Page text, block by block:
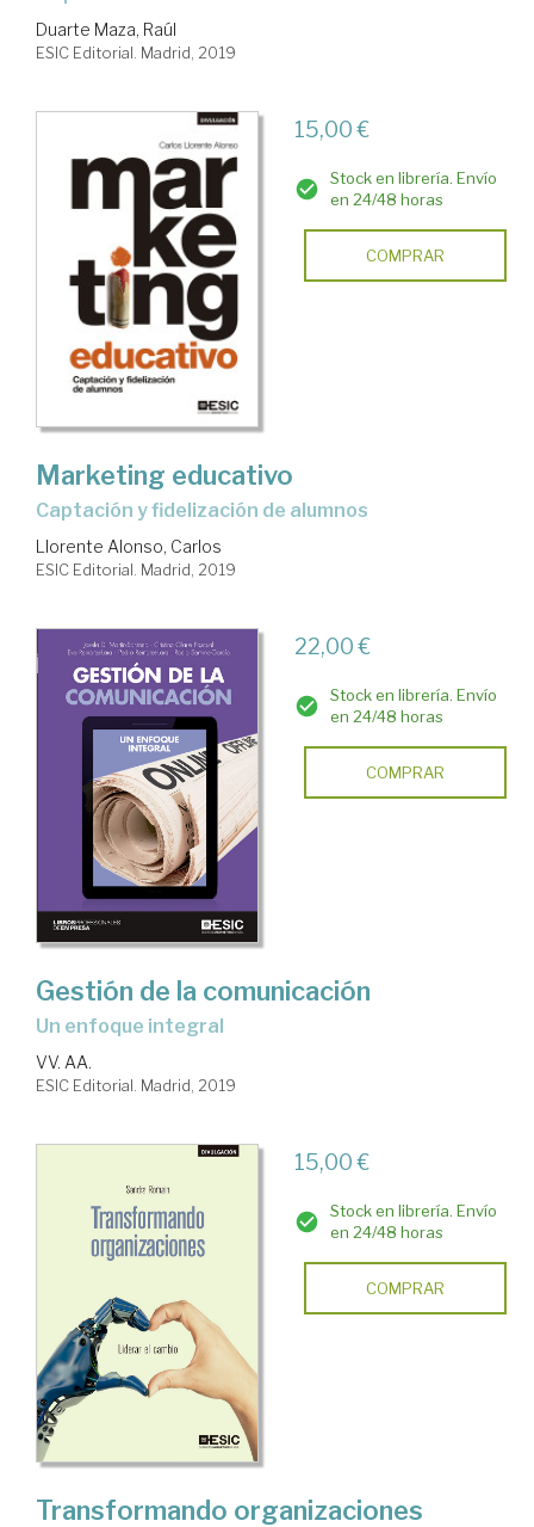
Duarte Maza, Raúl
ESIC Editorial. Madrid, 2019
15,00 €
Stock en librería. Envío
en 24/48 horas
COMPRAR
Marketing educativo
captación y fidelización de alumnos
Llorente Alonso, Carlos
ESIC Editorial. Madrid, 2019
22,00 €
Stock en librería. Envío
en 24/48 horas
COMPRAR
Gestión de la comunicación
un enfoque integral
VV. AA.
ESIC Editorial. Madrid, 2019
15,00 €
Stock en librería. Envío
en 24/48 horas
COMPRAR
Transformando organizaciones